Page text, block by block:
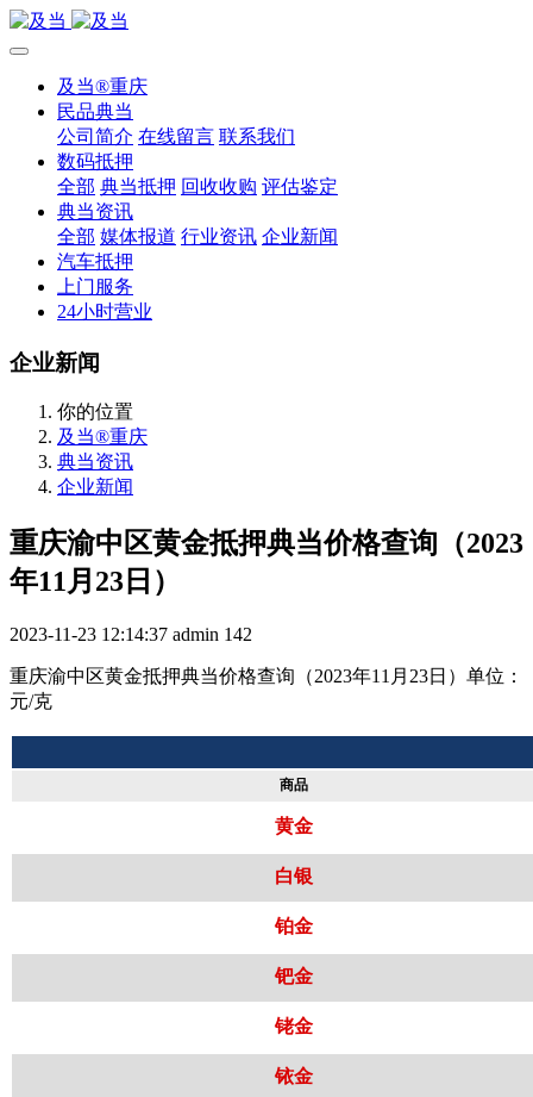
及当®重庆
民品典当
公司简介 在线留言 联系我们
数码抵押
全部 典当抵押 回收收购 评估鉴定
典当资讯
全部 媒体报道 行业资讯 企业新闻
汽车抵押
上门服务
24小时营业
企业新闻
你的位置
及当®重庆
典当资讯
企业新闻
重庆渝中区黄金抵押典当价格查询（2023
年11月23日）
2023-11-23 12:14:37 admin 142
重庆渝中区黄金抵押典当价格查询（2023年11月23日）单位：
元/克
商品
黄金
白银
铂金
钯金
铑金
铱金